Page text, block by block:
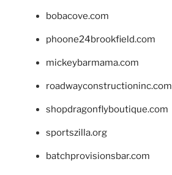
bobacove.com
phoone24brookfield.com
mickeybarmama.com
roadwayconstructioninc.com
shopdragonflyboutique.com
sportszilla.org
batchprovisionsbar.com